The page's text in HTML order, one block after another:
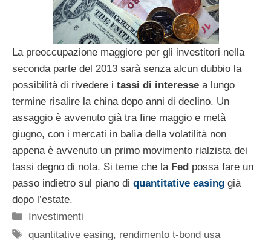
La preoccupazione maggiore per gli investitori nella
seconda parte del 2013 sarà senza alcun dubbio la
possibilità di rivedere i tassi di interesse a lungo
termine risalire la china dopo anni di declino. Un
assaggio è avvenuto già tra fine maggio e metà
giugno, con i mercati in balìa della volatilità non
appena è avvenuto un primo movimento rialzista dei
tassi degno di nota. Si teme che la Fed possa fare un
passo indietro sul piano di quantitative easing già
dopo l’estate.
Categorie
Investimenti
Tag
quantitative easing, rendimento t-bond usa